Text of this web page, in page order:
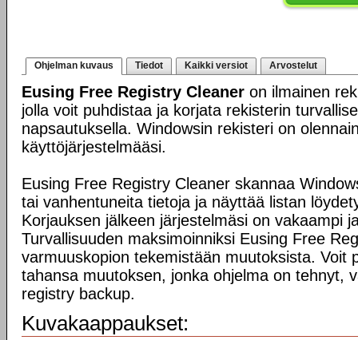
Ohjelman kuvaus Tiedot Kaikki versiot Arvostelut
Eusing Free Registry Cleaner on ilmainen
jolla voit puhdistaa ja korjata rekisterin
napsautuksella. Windowsin rekisteri on
käyttöjärjestelmääsi.
Eusing Free Registry Cleaner skannaa
tai vanhentuneita tietoja ja näyttää listan
Korjauksen jälkeen järjestelmäsi on vakaampi
Turvallisuuden maksimoinniksi Eusing Free
varmuuskopion tekemistään muutoksista. Voit
tahansa muutoksen, jonka ohjelma on tehnyt,
registry backup.
Kuvakaappaukset: